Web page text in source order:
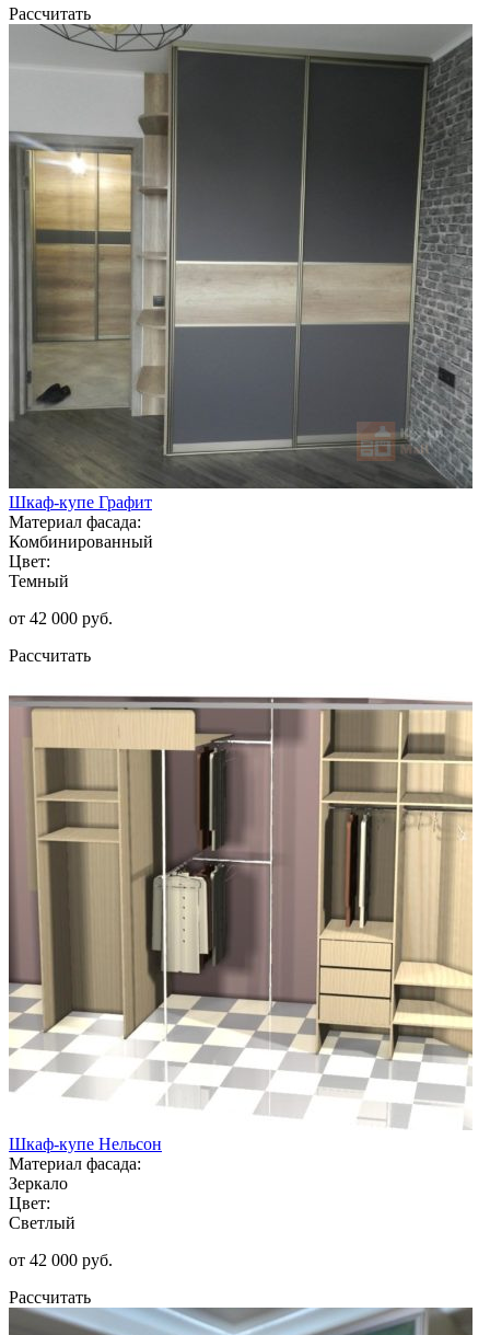
Рассчитать
Шкаф-купе Графит
Материал фасада:
Комбинированный
Цвет:
Темный
от 42 000 руб.
Рассчитать
Шкаф-купе Нельсон
Материал фасада:
Зеркало
Цвет:
Светлый
от 42 000 руб.
Рассчитать